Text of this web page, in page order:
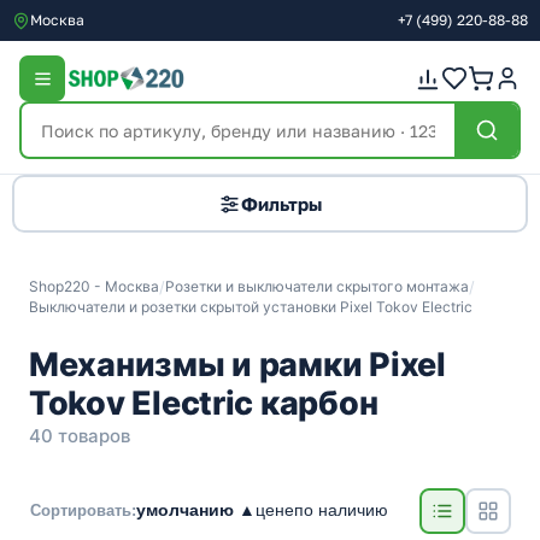
Москва +7 (499) 220-88-88
Фильтры
Shop220 - Москва/Розетки и выключатели скрытого монтажа/
Выключатели и розетки скрытой установки Pixel Tokov Electric
Механизмы и рамки Pixel
Tokov Electric карбон
40 товаров
Сортировать:умолчанию ▲ ценепо наличию